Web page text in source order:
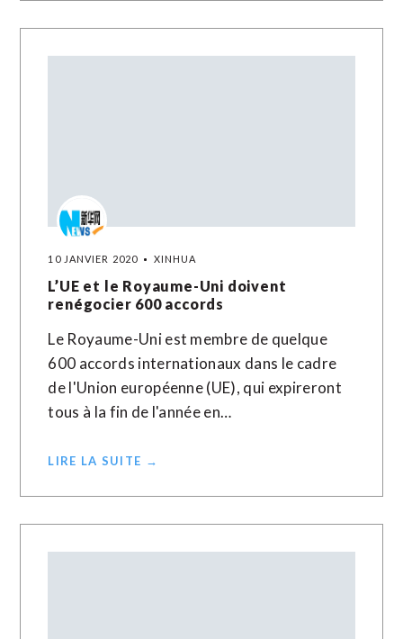
10 JANVIER 2020 XINHUA
L’UE et le Royaume-Uni doivent
renégocier 600 accords
Le Royaume-Uni est membre de quelque
600 accords internationaux dans le cadre
de l'Union européenne (UE), qui expireront
tous à la fin de l'année en…
LIRE LA SUITE →